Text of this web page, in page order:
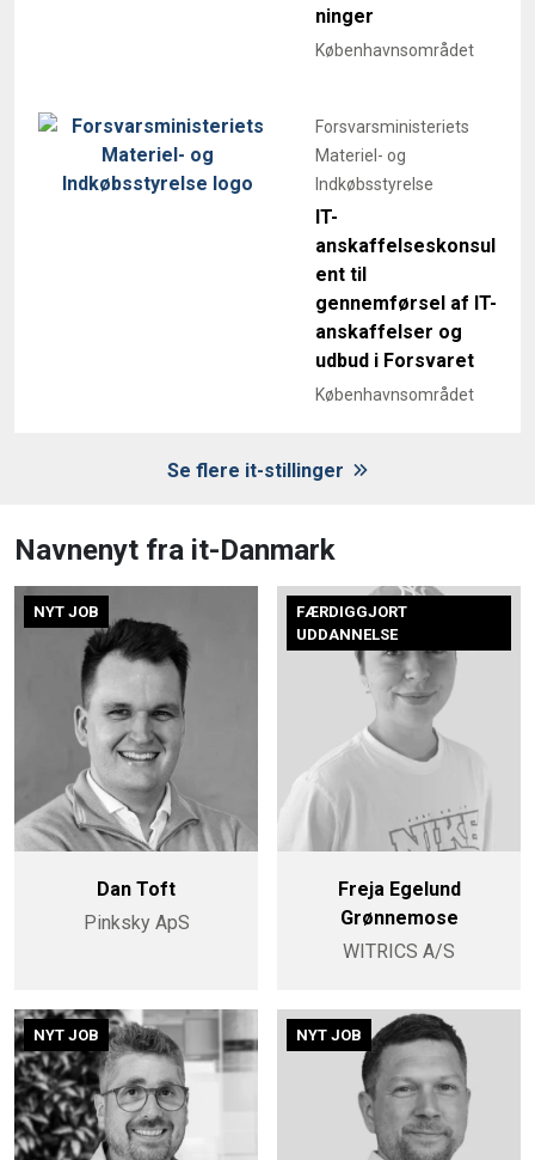
ninger
Københavnsområdet
Forsvarsministeriets
Materiel- og
Indkøbsstyrelse
IT-
anskaffelseskonsul
ent til
gennemførsel af IT-
anskaffelser og
udbud i Forsvaret
Københavnsområdet
Se flere it-stillinger
Navnenyt fra it-Danmark
NYT JOB
Dan Toft
Pinksky ApS
FÆRDIGGJORT
UDDANNELSE
Freja Egelund
Grønnemose
WITRICS A/S
NYT JOB NYT JOB